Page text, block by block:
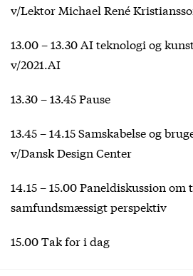
v/Lektor Michael René
13.00 – 13.30 AI teknologi og
v/2021.AI
13.30 – 13.45 Pause
13.45 – 14.15 Samskabelse og
v/Dansk Design Center
14.15 – 15.00 Paneldiskussion
samfundsmæssigt perspektiv
15.00 Tak for i dag